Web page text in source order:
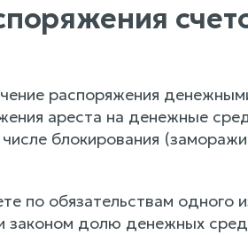
распоряжения
ареста на денежные
блокирования
по обязательствам одного
законом долю денежных